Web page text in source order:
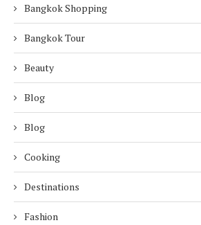
Bangkok Shopping
Bangkok Tour
Beauty
Blog
Blog
Cooking
Destinations
Fashion